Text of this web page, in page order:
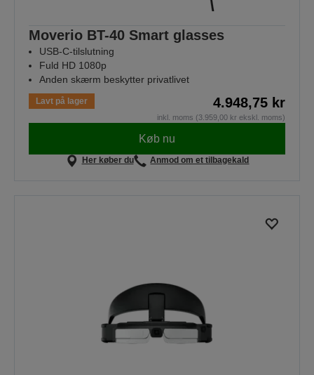
Moverio BT-40 Smart glasses
USB-C-tilslutning
Fuld HD 1080p
Anden skærm beskytter privatlivet
Lavt på lager 4.948,75 kr
inkl. moms (3.959,00 kr ekskl. moms)
Køb nu
Her køber du Anmod om et tilbagekald